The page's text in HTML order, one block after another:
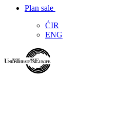
Plan sale
ĆIR
ENG